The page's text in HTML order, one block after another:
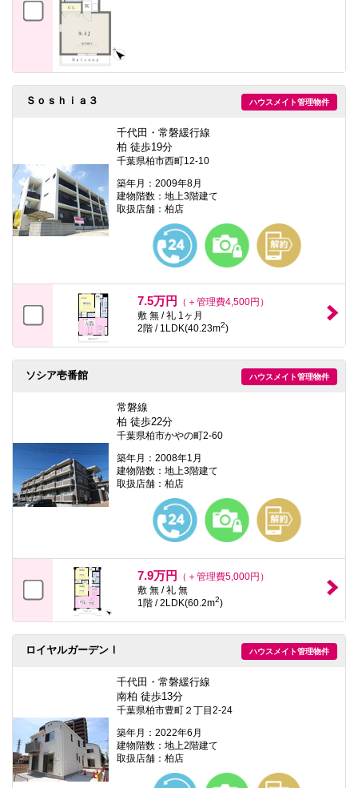
ハウスメイト管理物件
Ｓｏｓｈｉａ３
千代田・常磐緩行線
柏 徒歩19分
千葉県柏市西町12-10
築年月：2009年8月
建物階数：地上3階建て
取扱店舗：柏店
7.5万円
（＋管理費4,500円）
敷 無 / 礼 1ヶ月
2階 / 1LDK(40.23m2)
ハウスメイト管理物件
ソシア壱番館
常磐線
柏 徒歩22分
千葉県柏市かやの町2-60
築年月：2008年1月
建物階数：地上3階建て
取扱店舗：柏店
7.9万円
（＋管理費5,000円）
敷 無 / 礼 無
1階 / 2LDK(60.2m2)
ハウスメイト管理物件
ロイヤルガーデンⅠ
千代田・常磐緩行線
南柏 徒歩13分
千葉県柏市豊町２丁目2-24
築年月：2022年6月
建物階数：地上2階建て
取扱店舗：柏店